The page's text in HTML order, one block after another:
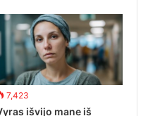
7,423
išvijo mane iš